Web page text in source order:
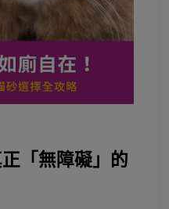
「無障礙」的